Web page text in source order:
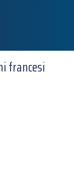
francesi